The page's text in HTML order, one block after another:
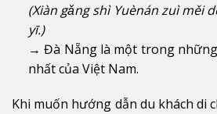
(Xiàn gǎng shì Yuènán zuì měi
yī.)
→ Đà Nẵng là một trong
nhất của Việt Nam.
Khi muốn hướng dẫn du khách di